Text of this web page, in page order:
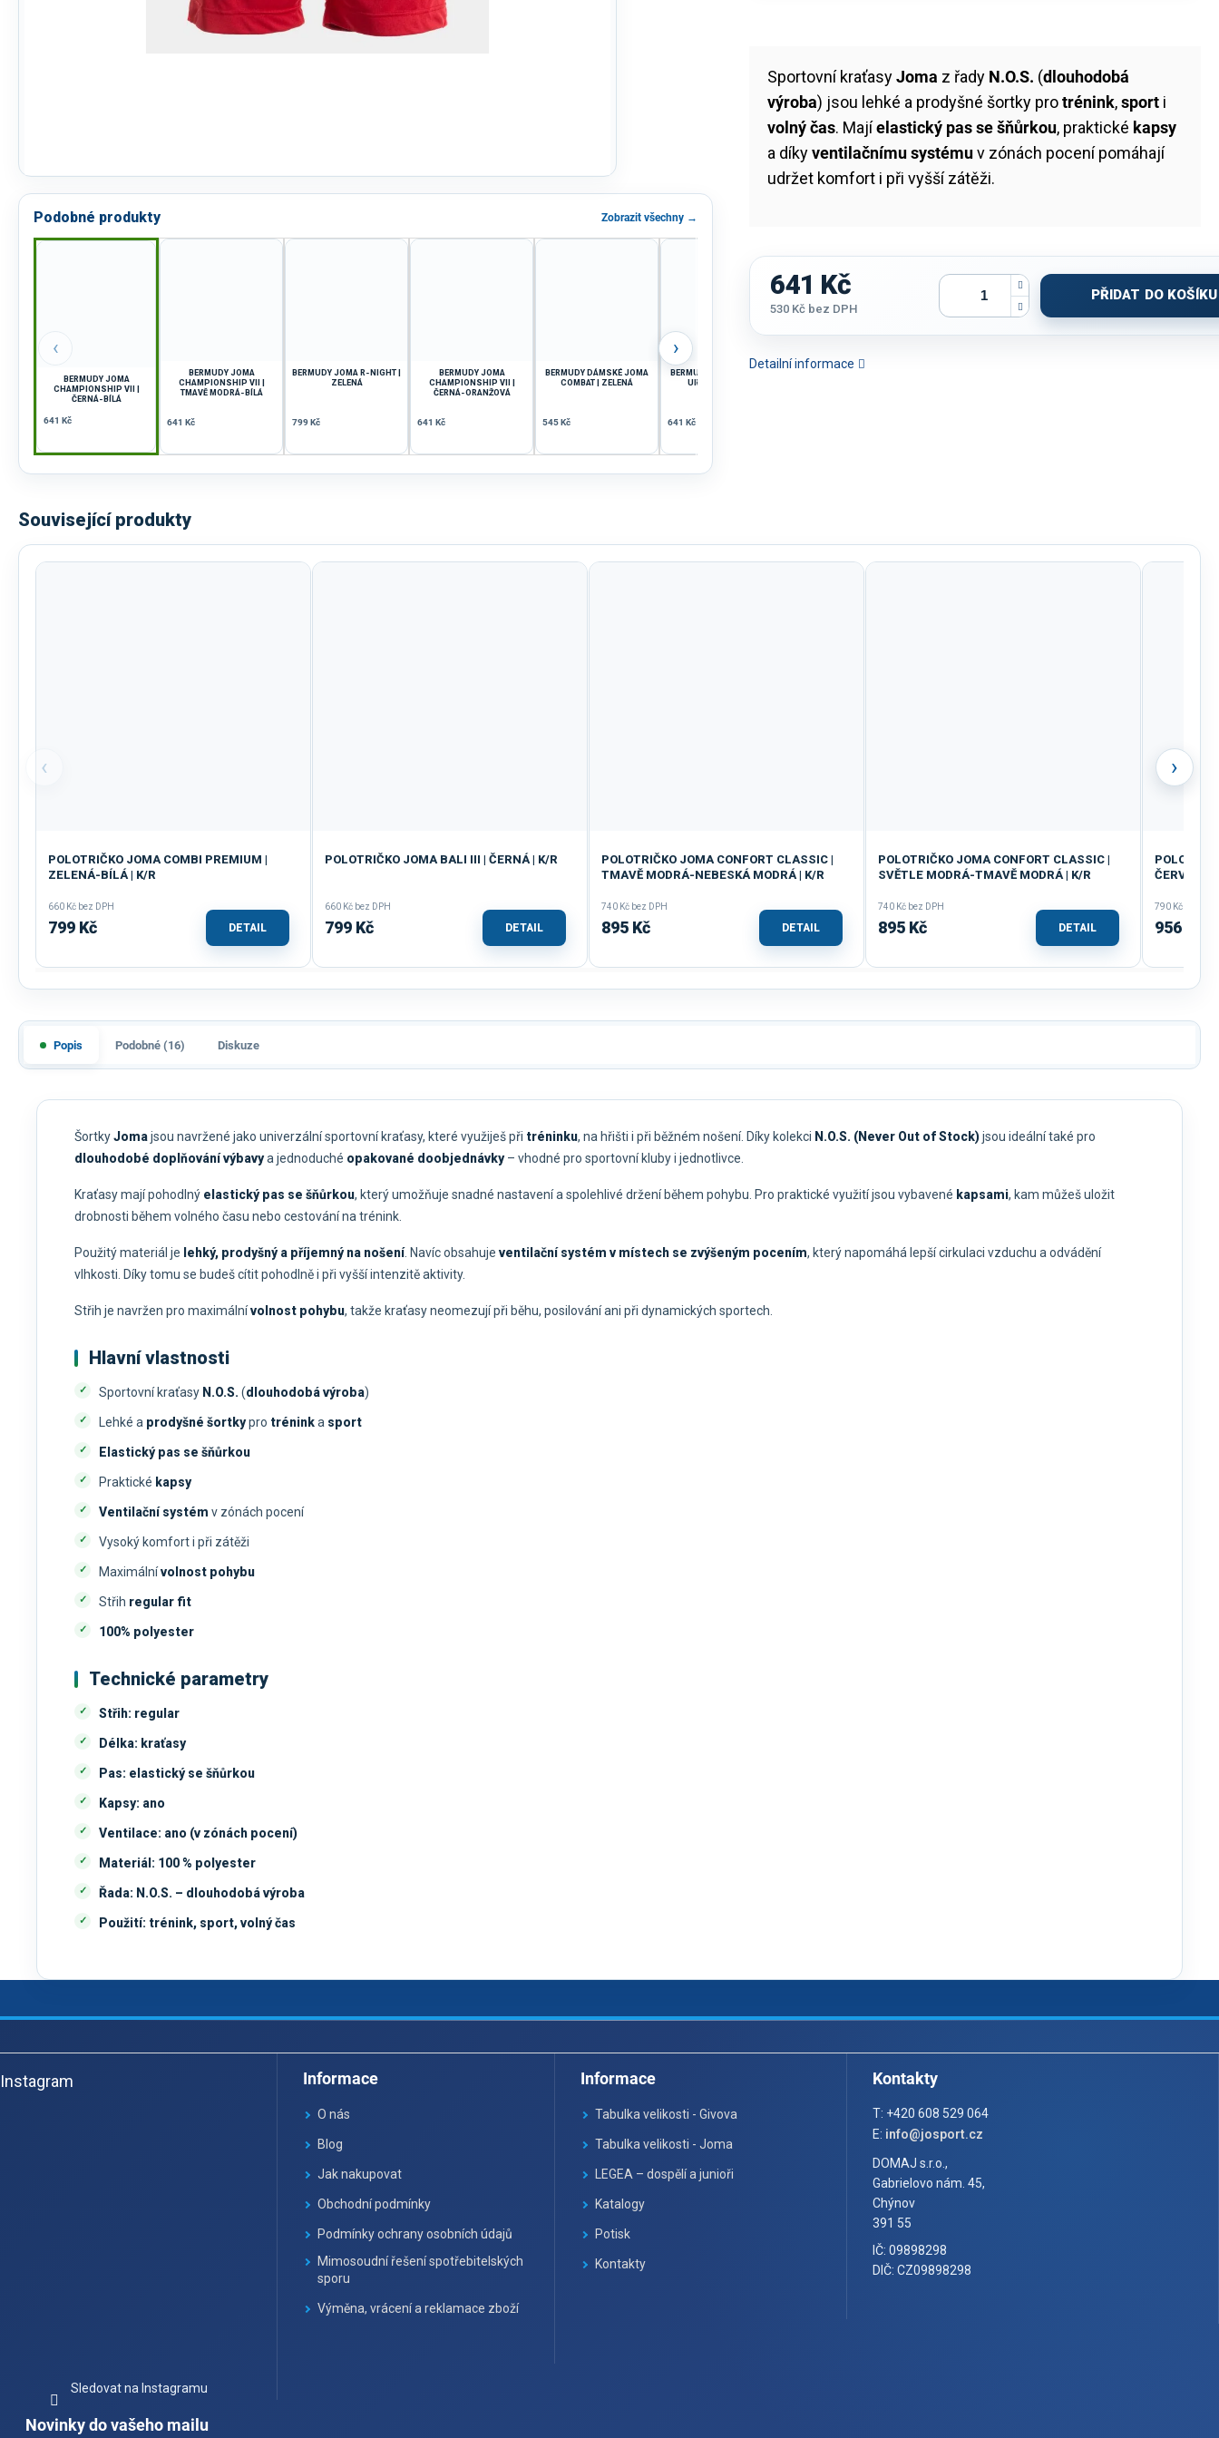
Podobné produkty Zobrazit všechny →
‹
BERMUDY JOMA
CHAMPIONSHIP VII |
ČERNÁ-BÍLÁ
641 Kč
BERMUDY JOMA
CHAMPIONSHIP VII |
TMAVĚ MODRÁ-BÍLÁ
641 Kč
BERMUDY JOMA R-NIGHT |
ZELENÁ
799 Kč
BERMUDY JOMA
CHAMPIONSHIP VII |
ČERNÁ-ORANŽOVÁ
641 Kč
BERMUDY DÁMSKÉ JOMA
COMBAT | ZELENÁ
545 Kč
BERMUDY DÁMSKÉ JOMA
URBAN | FIALOVÁ
641 Kč
›
Sportovní kraťasyJoma z řady N.O.S. (dlouhodobá
výroba) jsou lehké a prodyšné šortky protrénink,sport i
volný čas. Majíelastický pas se šňůrkou, praktické kapsy
a díkyventilačnímu systémuv zónách pocení pomáhají
udržet komfort i při vyšší zátěži.
Detailní informace
641 Kč
530 Kč bez DPH
PŘIDAT DO KOŠÍKU
Související produkty
‹
POLOTRIČKO JOMA COMBI PREMIUM |
ZELENÁ-BÍLÁ | K/R
660 Kč bez DPH
799 Kč DETAIL
POLOTRIČKO JOMA BALI III | ČERNÁ | K/R
660 Kč bez DPH
799 Kč DETAIL
POLOTRIČKO JOMA CONFORT CLASSIC |
TMAVĚ MODRÁ-NEBESKÁ MODRÁ | K/R
740 Kč bez DPH
895 Kč DETAIL
POLOTRIČKO JOMA CONFORT CLASSIC |
SVĚTLE MODRÁ-TMAVĚ MODRÁ | K/R
740 Kč bez DPH
895 Kč DETAIL
ČERVENÁ-
790 Kč bez
956 Kč
›
Popis Podobné (16) Diskuze
ŠortkyJomajsou navržené jako univerzální sportovní kraťasy, které využiješ při tréninku, na hřišti i při běžném nošení. Díky kolekci N.O.S. (Never Out of Stock)jsou ideální také pro
dlouhodobé doplňování výbavya jednoduché opakované doobjednávky– vhodné pro sportovní kluby i jednotlivce.
Kraťasy mají pohodlný elastický pas se šňůrkou, který umožňuje snadné nastavení a spolehlivé držení během pohybu. Pro praktické využití jsou vybavené kapsami, kam můžeš uložit
drobnosti během volného času nebo cestování na trénink.
Použitý materiál je lehký, prodyšný a příjemný na nošení. Navíc obsahuje ventilační systém v místech se zvýšeným pocením, který napomáhá lepší cirkulaci vzduchu a odvádění
vlhkosti. Díky tomu se budeš cítit pohodlně i při vyšší intenzitě aktivity.
Střih je navržen pro maximálnívolnost pohybu, takže kraťasy neomezují při běhu, posilování ani při dynamických sportech.
Hlavní vlastnosti
Sportovní kraťasy N.O.S. (dlouhodobá výroba)
Lehké a prodyšné šortkypro tréninka sport
Elastický pas se šňůrkou
Praktické kapsy
Ventilační systém v zónách pocení
Vysoký komfort i při zátěži
Maximálnívolnost pohybu
Střih regular fit
100% polyester
Technické parametry
Střih: regular
Délka: kraťasy
Pas: elastický se šňůrkou
Kapsy: ano
Ventilace: ano (v zónách pocení)
Materiál: 100 % polyester
Řada: N.O.S. – dlouhodobá výroba
Použití: trénink, sport, volný čas
á
pInstagram
Sledovat na Instagramu
Informace
O nás
Blog
Jak nakupovat
Obchodní podmínky
Podmínky ochrany osobních údajů
Mimosoudní řešení spotřebitelských
sporu
Výměna, vrácení a reklamace zboží
Informace
Tabulka velikosti - Givova
Tabulka velikosti - Joma
LEGEA – dospělí a junioři
Katalogy
Potisk
Kontakty
Kontakty
T: +420 608 529 064
E: info@josport.cz
DOMAJ s.r.o.,
Gabrielovo nám. 45,
Chýnov
391 55
IČ: 09898298
DIČ: CZ09898298
Novinky do vašeho mailu